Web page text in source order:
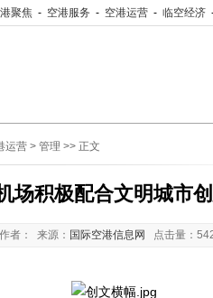
聚焦 - 空港服务 - 空港运营 - 临空经济
运营 > 管理 >> 正文
场积极配合文明城市
作者： 来源： 国际空港信息网 点击量：